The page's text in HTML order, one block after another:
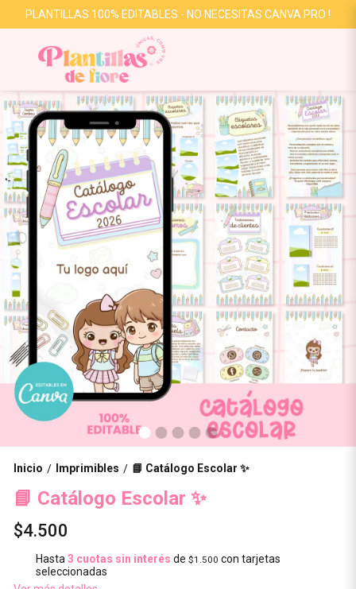
PLANTILLAS 100% EDITABLES - NO NECESITAS CANVA PRO !
Inicio / Imprimibles / 📘 Catálogo Escolar ✨
📘 Catálogo Escolar ✨
$4.500
Hasta3 cuotas sin interés de $1.500 con tarjetas
seleccionadas